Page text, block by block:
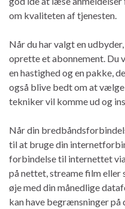
om kvaliteten af tjenesten.
Når du har valgt en
oprette et abonnement.
en hastighed og en pakke,
også blive bedt om at
tekniker vil komme ud og
Når din
til at bruge din
forbindelse til internettet
på nettet, streame film eller
øje med din månedlige
kan have begrænsninger på